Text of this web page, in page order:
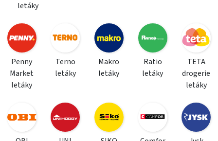
letáky
Penny
Market
letáky
Terno
letáky
Makro
letáky
Ratio
letáky
TETA
drogerie
letáky